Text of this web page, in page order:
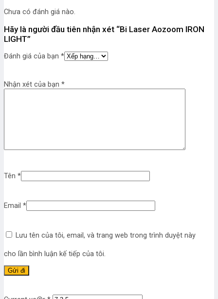
Chưa có đánh giá nào.
Hãy là người đầu tiên nhận xét “Bi Laser Aozoom IRON
LIGHT”
Đánh giá của bạn *
Nhận xét của bạn *
Tên *
Email *
Lưu tên của tôi, email, và trang web trong trình duyệt này
cho lần bình luận kế tiếp của tôi.